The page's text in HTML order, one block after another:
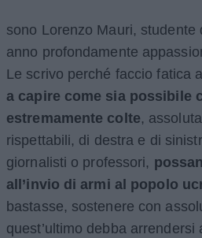
sono Lorenzo Mauri, studente
anno profondamente
Le scrivo perché faccio fatica
a capire come sia possibile
estremamente colte,
rispettabili, di destra e di
giornalisti o professori,
all’invio di armi al popolo
bastasse, sostenere con
quest’ultimo debba arrendersi